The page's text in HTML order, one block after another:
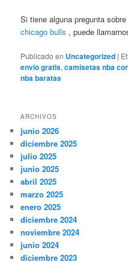
Si tiene alguna pregunta
chicago bulls , puede
Publicado en Uncategorized |
envio gratis,camisetas nba
nba baratas
ARCHIVOS
junio 2026
diciembre 2025
julio 2025
junio 2025
abril 2025
marzo 2025
enero 2025
diciembre 2024
noviembre 2024
junio 2024
diciembre 2023